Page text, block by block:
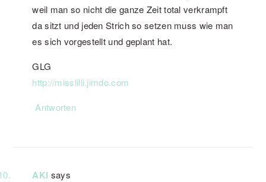
weil man so nicht die ganze Zeit total verkrampft
da sitzt und jeden Strich so setzen muss wie man
es sich vorgestellt und geplant hat.
GLG
http://misslilli.jimdo.com
Antworten
AKI says